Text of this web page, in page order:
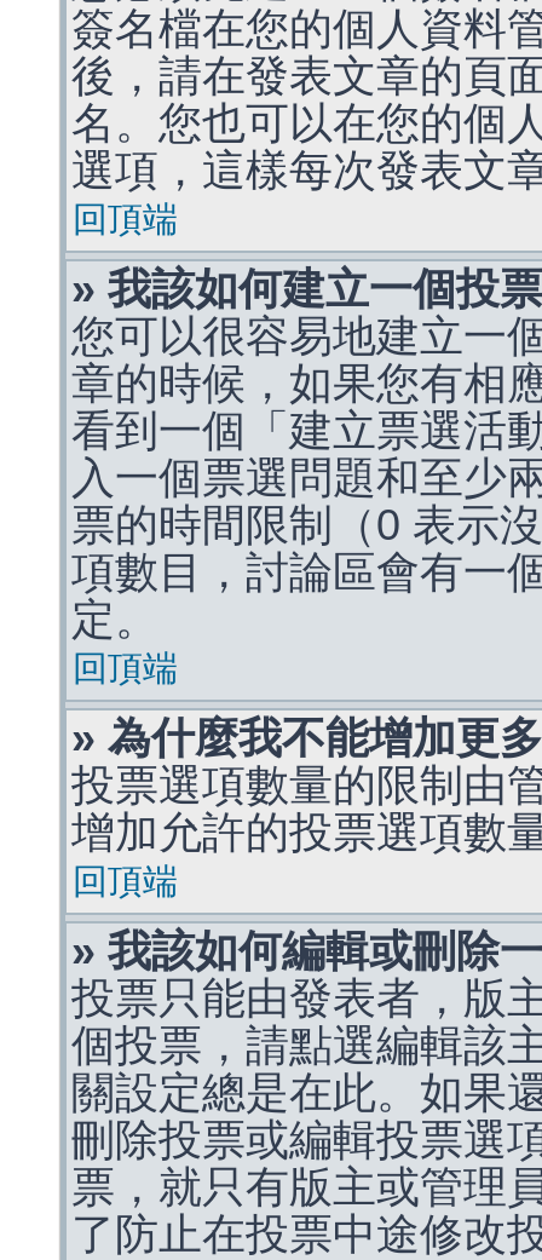
簽名檔在您的個人資料
後，請在發表文章的頁
名。您也可以在您的個
選項，這樣每次發表文
回頂端
» 我該如何建立一個投
您可以很容易地建立一
章的時候，如果您有相
看到一個「建立票選活
入一個票選問題和至少
票的時間限制（0 表示
項數目，討論區會有一
定。
回頂端
» 為什麼我不能增加更
投票選項數量的限制由
增加允許的投票選項數
回頂端
» 我該如何編輯或刪除
投票只能由發表者，版
個投票，請點選編輯該
關設定總是在此。如果
刪除投票或編輯投票選
票，就只有版主或管理
了防止在投票中途修改